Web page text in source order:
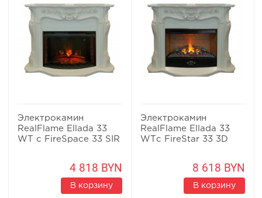
Электрокамин
RealFlame Ellada 33
WT с FireSpace 33 SIR
4 818 BYN
В корзину
Электрокамин
RealFlame Ellada 33
WTс FireStar 33 3D
8 618 BYN
В корзину